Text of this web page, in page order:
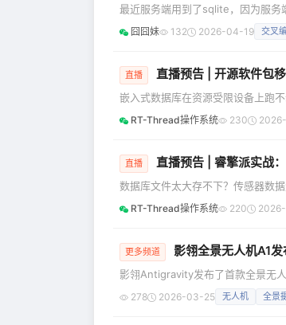
最近服务端用到了sqlite，因为服
服务器上，碰巧的是调试机用的
到的sqlite如何跨平台。 编译问题报错： go的跨平台编译一直做的都非常不错，之前我用go开发
囧囧妹 132 2026-04-19 交叉
直播 直播预告 | 开源软件包
嵌入式数据库在资源受限设备上跑
正式推出 「开源软件包移植适配
始。 4月29日（周三）晚8点，我
RT-Thread操作系统 230
直播 直播预告 | 睿擎派实战
数据库文件太大存不下？传感器数
派「开源软件包移植适配专题」第
SQLite 数据库实测压缩率——36864
RT-Thread操作系统 220
更多频道 影翎全景无人机A1
影翎Antigravity发布了首款全景无
支持10公里图传，售价7999元起。
278 2026-03-25 无人机 全景